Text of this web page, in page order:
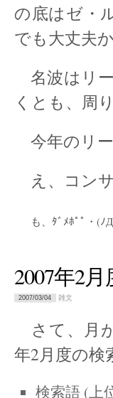
の底はゼ・
でも大丈夫
名波はリ
くとも、周
今年のリ
え、コン
も、ﾀﾞﾒﾎﾟﾟ・(ﾉ
2007年2
2007/03/04 雑文
さて、月
年2月度の
検索語 (上